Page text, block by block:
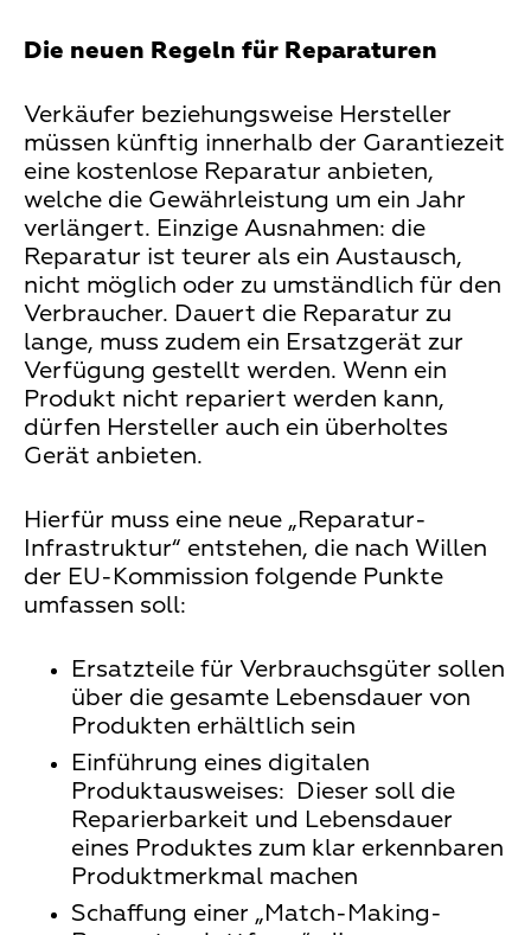
Die neuen Regeln für Reparaturen
Verkäufer beziehungsweise Hersteller
müssen künftig innerhalb der Garantiezeit
eine kostenlose Reparatur anbieten,
welche die Gewährleistung um ein Jahr
verlängert. Einzige Ausnahmen: die
Reparatur ist teurer als ein Austausch,
nicht möglich oder zu umständlich für den
Verbraucher. Dauert die Reparatur zu
lange, muss zudem ein Ersatzgerät zur
Verfügung gestellt werden. Wenn ein
Produkt nicht repariert werden kann,
dürfen Hersteller auch ein überholtes
Gerät anbieten.
Hierfür muss eine neue „Reparatur-
Infrastruktur“ entstehen, die nach Willen
der EU-Kommission folgende Punkte
umfassen soll:
Ersatzteile für Verbrauchsgüter sollen
über die gesamte Lebensdauer von
Produkten erhältlich sein
Einführung eines digitalen
Produktausweises: Dieser soll die
Reparierbarkeit und Lebensdauer
eines Produktes zum klar erkennbaren
Produktmerkmal machen
Schaffung einer „Match-Making-